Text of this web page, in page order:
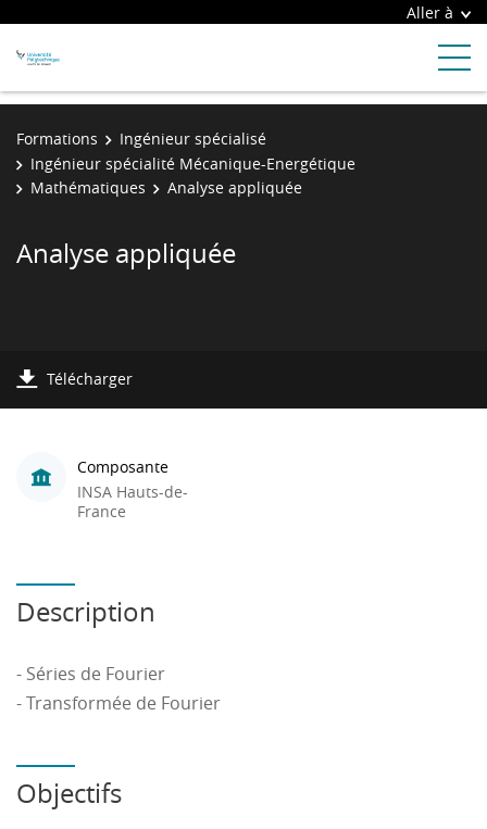
Aller à
Formations
Ingénieur spécialisé
Ingénieur spécialité Mécanique-Energétique
Mathématiques
Analyse appliquée
Analyse appliquée
Télécharger
Composante
INSA Hauts-de-
France
Description
- Séries de Fourier
- Transformée de Fourier
Objectifs